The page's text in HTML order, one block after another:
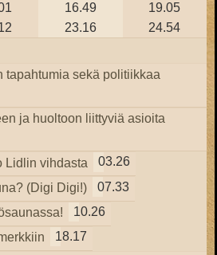
16.49
19.05
23.16
24.54
tapahtumia sekä politiikkaa
ja huoltoon liittyviä asioita
Lidlin vihdasta
03.26
(Digi Digi!)
07.33
10.26
18.17